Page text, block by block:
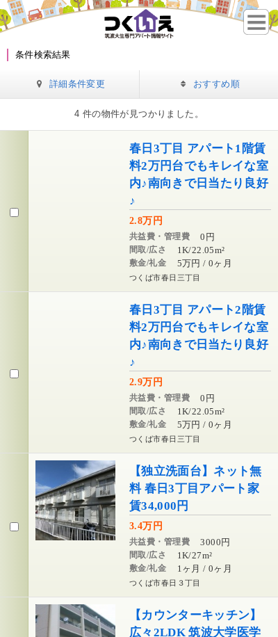
条件検索結果
詳細条件変更 おすすめ順
4 件の物件が見つかりました。
春日3丁目 アパート1階賃
料2万円台でもキレイな室
内♪南向きで日当たり良好
♪
2.8万円
共益費・管理費 0円
間取/広さ 1K/22.05m²
敷金/礼金 5万円 / 0ヶ月
つくば市春日三丁目
春日3丁目 アパート2階賃
料2万円台でもキレイな室
内♪南向きで日当たり良好
♪
2.9万円
共益費・管理費 0円
間取/広さ 1K/22.05m²
敷金/礼金 5万円 / 0ヶ月
つくば市春日三丁目
【独立洗面台】ネット無
料 春日3丁目アパート家
賃34,000円
3.4万円
共益費・管理費 3000円
間取/広さ 1K/27m²
敷金/礼金 1ヶ月 / 0ヶ月
つくば市春日３丁目
【カウンターキッチン】
広々2LDK 筑波大学医学